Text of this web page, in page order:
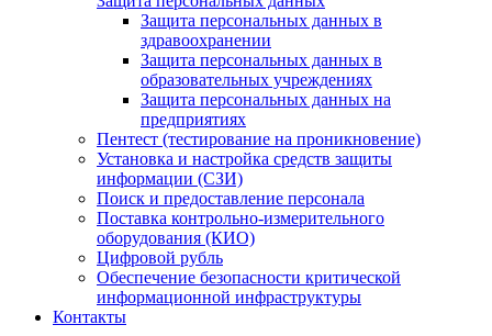
Защита персональных данных в
здравоохранении
Защита персональных данных в
образовательных учреждениях
Защита персональных данных на
предприятиях
Пентест (тестирование на проникновение)
Установка и настройка средств защиты
информации (СЗИ)
Поиск и предоставление персонала
Поставка контрольно-измерительного
оборудования (КИО)
Цифровой рубль
Обеспечение безопасности критической
информационной инфраструктуры
Контакты